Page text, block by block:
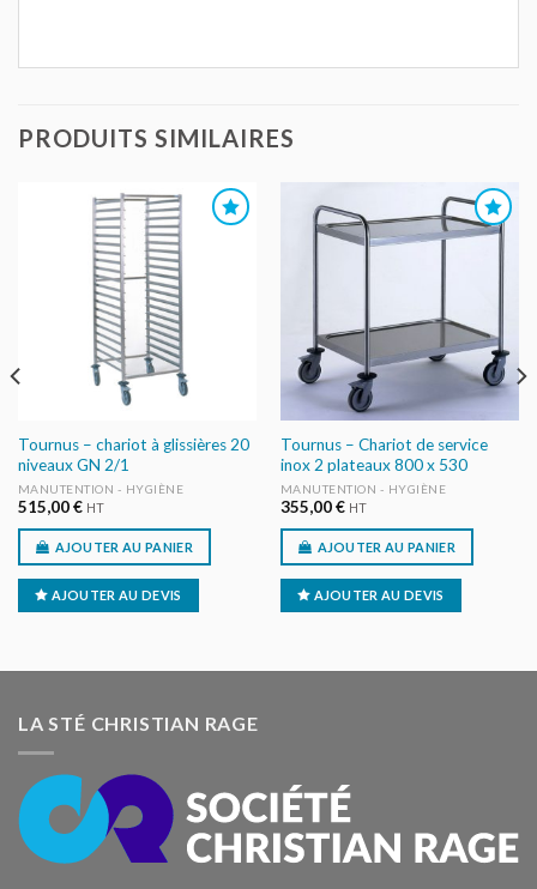
PRODUITS SIMILAIRES
AJOUTER
AU DEVIS
Tournus – chariot à glissières 20
niveaux GN 2/1
MANUTENTION - HYGIÈNE
515,00€ HT
AJOUTER AU PANIER
AJOUTER AU DEVIS
AJOUTER
Tournus – Chariot de service
inox 2 plateaux 800 x 530
MANUTENTION - HYGIÈNE
355,00€ HT
AJOUTER AU PANIER
AJOUTER AU DEVIS
LA STÉ CHRISTIAN RAGE